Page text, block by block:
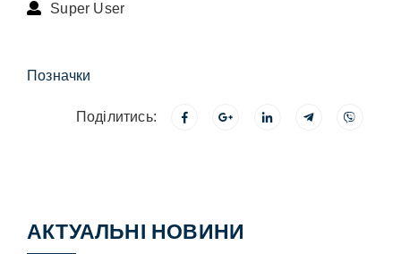
Super User
Позначки
Поділитись:
АКТУАЛЬНІ НОВИНИ